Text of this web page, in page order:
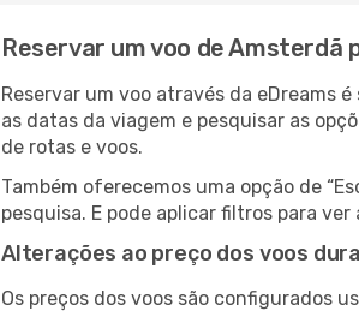
Reservar um voo de Amsterdã
Reservar um voo através da eDreams
as datas da viagem e pesquisar as
de rotas e voos.
Também oferecemos uma opção de
pesquisa. E pode aplicar filtros para
Alterações ao preço dos voos
Os preços dos voos são configurados